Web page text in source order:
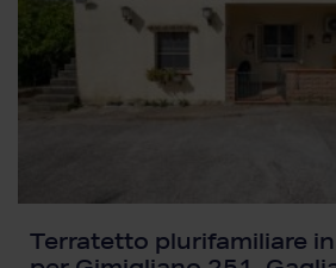
Terratetto plurifamiliare